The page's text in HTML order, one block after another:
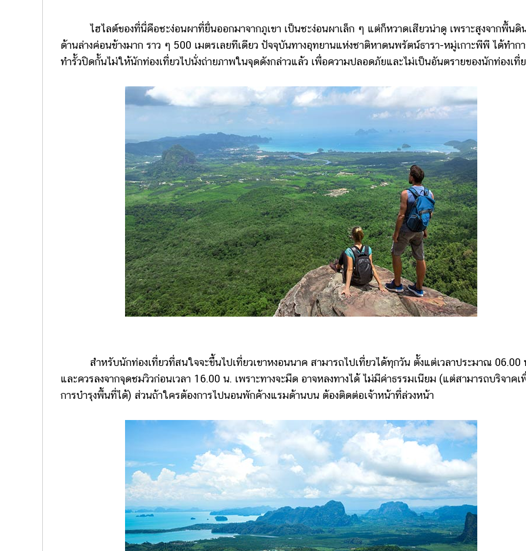
ไฮไลต์ของที่นี่คือชะง่อนผาที่ยื่นออกมาจากภูเขา เป็นชะง่อนผาเล็ก ๆ แต่ก็หวาดเสียวน่าดู เพราะสูงจากพื้นดิ
ด้านล่างค่อนข้างมาก ราว ๆ 500 เมตรเลยทีเดียว ปัจจุบันทางอุทยานแห่งชาติหาดนพรัตน์ธารา-หมู่เกาะพีพี ได้ทำก
ทำรั้วปิดกั้นไม่ให้นักท่องเที่ยวไปนั่งถ่ายภาพในจุดดังกล่าวแล้ว เพื่อความปลอดภัยและไม่เป็นอันตรายของนักท่องเที่
สำหรับนักท่องเที่ยวที่สนใจจะขึ้นไปเที่ยวเขาหงอนนาค สามารถไปเที่ยวได้ทุกวัน ตั้งแต่เวลาประมาณ 06.00
และควรลงจากจุดชมวิวก่อนเวลา 16.00 น. เพราะทางจะมืด อาจหลงทางได้ ไม่มีค่าธรรมเนียม (แต่สามารถบริจาคเ
การบำรุงพื้นที่ได้) ส่วนถ้าใครต้องการไปนอนพักค้างแรมด้านบน ต้องติดต่อเจ้าหน้าที่ล่วงหน้า